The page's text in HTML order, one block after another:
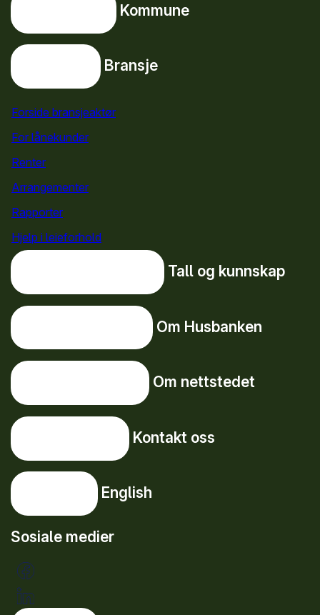
Kommune
Bransje
Forside bransjeaktør
For lånekunder
Renter
Arrangementer
Rapporter
Hjelp i leieforhold
Tall og kunnskap
Om Husbanken
Om nettstedet
Kontakt oss
English
Sosiale medier